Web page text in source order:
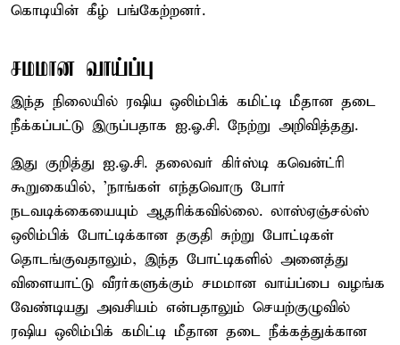
கொடியின் கீழ் பங்கேற்றனர்.
சமமான வாய்ப்பு
இந்த நிலையில் ரஷிய ஒலிம்பிக் கமிட்டி மீதான தடை
நீக்கப்பட்டு இருப்பதாக ஐ.ஓ.சி. நேற்று அறிவித்தது.
இது குறித்து ஐ.ஓ.சி. தலைவர் கிர்ஸ்டி கவென்ட்ரி
கூறுகையில், 'நாங்கள் எந்தவொரு போர்
நடவடிக்கையையும் ஆதரிக்கவில்லை. லாஸ்ஏஞ்சல்ஸ்
ஒலிம்பிக் போட்டிக்கான தகுதி சுற்று போட்டிகள்
தொடங்குவதாலும், இந்த போட்டிகளில் அனைத்து
விளையாட்டு வீரர்களுக்கும் சமமான வாய்ப்பை வழங்க
வேண்டியது அவசியம் என்பதாலும் செயற்குழுவில்
ரஷிய ஒலிம்பிக் கமிட்டி மீதான தடை நீக்கத்துக்கான